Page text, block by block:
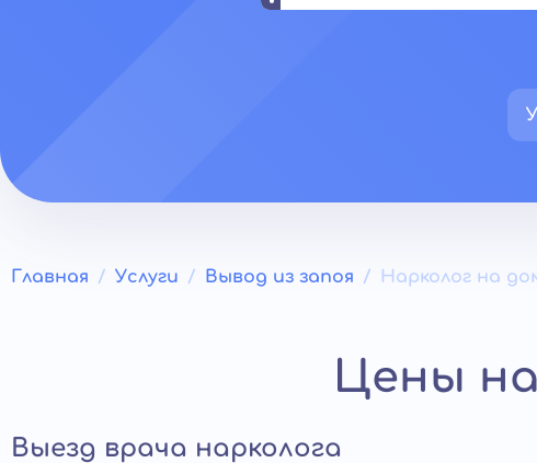
Главная Услуги Вывод из запоя Нарколог на
Цены
Выезд врача нарколога